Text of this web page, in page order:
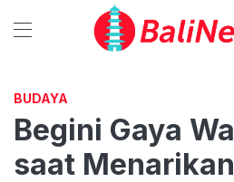
BUDAYA
Begini Gaya
saat